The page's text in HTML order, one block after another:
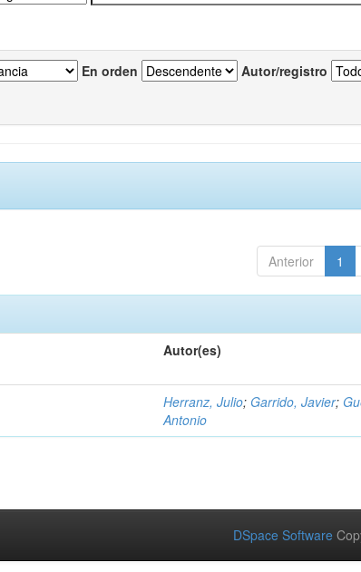
En orden Autor/registro
Anterior 1
Autor(es)
Herranz, Julio; Garrido, Javier;
Antonio
DSpace Software